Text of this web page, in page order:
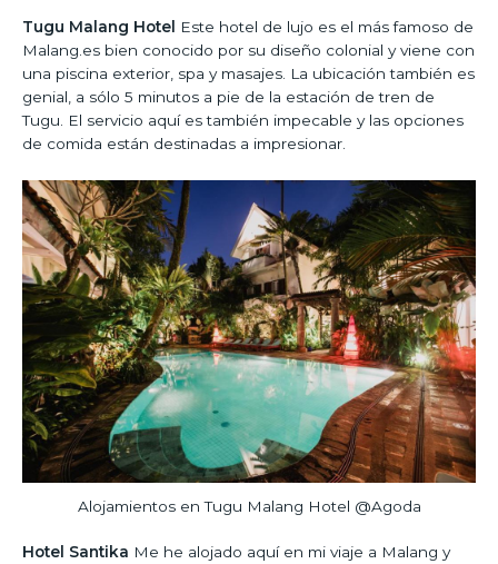
Tugu Malang Hotel
Este hotel de lujo es el más famoso de
Malang.es bien conocido por su diseño colonial y viene con
una piscina exterior, spa y masajes. La ubicación también es
genial, a sólo 5 minutos a pie de la estación de tren de
Tugu. El servicio aquí es también impecable y las opciones
de comida están destinadas a impresionar.
Alojamientos en Tugu Malang Hotel @Agoda
Hotel Santika Me he alojado aquí en mi viaje a Malang y